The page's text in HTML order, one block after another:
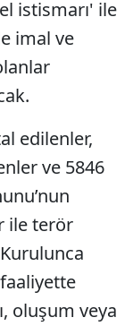
istismarı' ile
imal ve
edilenler,
ve 5846
ile terör
oluşum veya